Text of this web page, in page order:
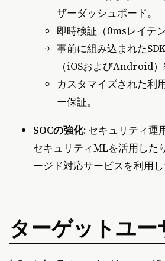
ザーダッシュボード。
即時検証（0msレイテ
事前に組み込まれた
（iOSおよびAndroid）
カスタマイズされた利
ー保証。
SOCの強化: セキュリティ運
セキュリティMLを活用した
ージド対応サービスを利用し
ターゲットユー